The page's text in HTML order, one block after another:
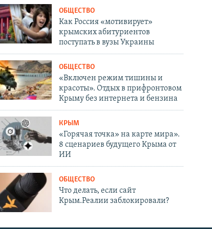
ОБЩЕСТВО
Как Россия «мотивирует»
крымских абитуриентов
поступать в вузы Украины
ОБЩЕСТВО
«Включен режим тишины и
красоты». Отдых в прифронтовом
Крыму без интернета и бензина
КРЫМ
«Горячая точка» на карте мира».
8 сценариев будущего Крыма от
ИИ
ОБЩЕСТВО
Что делать, если сайт
Крым.Реалии заблокировали?